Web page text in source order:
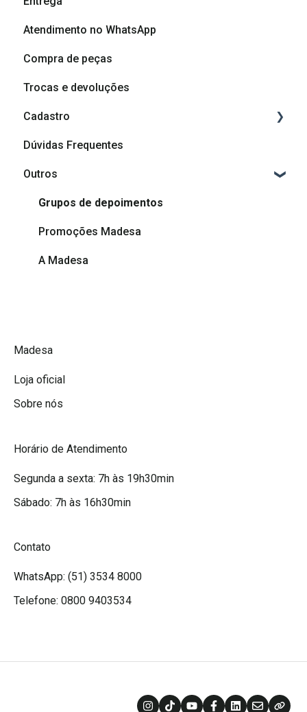
Dúvidas sobre produtos
Atendimento no WhatsApp
Compra de peças
Trocas e devoluções
Cadastro
Cadastro
Afiliação Madesa
Dúvidas Frequentes
Outros
Grupos de depoimentos
Promoções Madesa
A Madesa
Madesa
Loja oficial
Sobre nós
Horário de Atendimento
Segunda a sexta: 7h às 19h30min
Sábado: 7h às 16h30min
Contato
WhatsApp: (51) 3534 8000
Telefone: 0800 9403534